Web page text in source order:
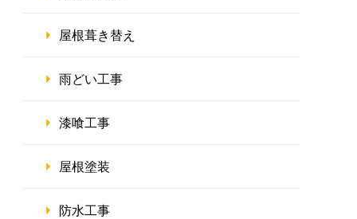
屋根葺き替え
雨どい工事
漆喰工事
屋根塗装
防水工事